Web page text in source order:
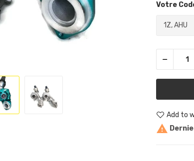
Votre
Add to
